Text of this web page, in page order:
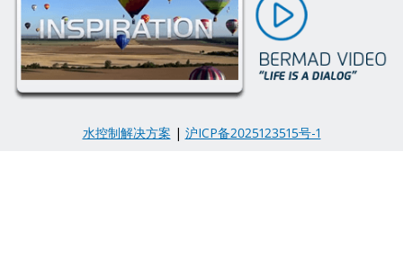
水控制解决方案 | 沪ICP备2025123515号-1